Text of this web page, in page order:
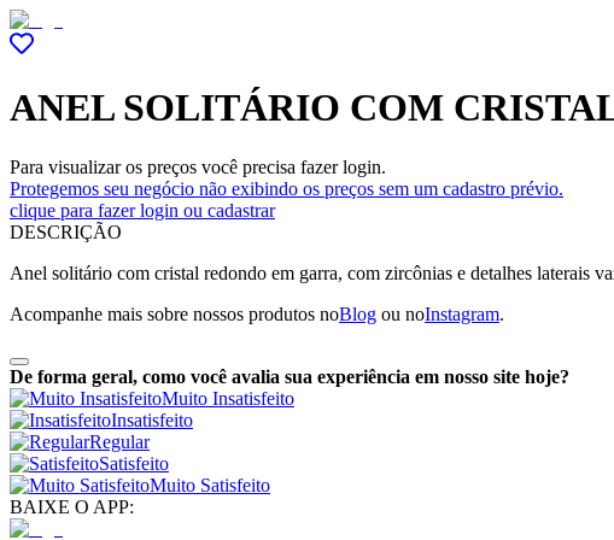
ANEL SOLITÁRIO COM
Para visualizar os preços você precisa fazer login.
Protegemos seu negócio não exibindo os preços sem um cadastro prévio.
clique para fazer login ou cadastrar
DESCRIÇÃO
Anel solitário com cristal redondo em garra, com zircônias e detalhes laterais
Acompanhe mais sobre nossos produtos noBlog ou noInstagram.
De forma geral, como você avalia sua experiência em nosso site hoje?
Muito Insatisfeito
Insatisfeito
Regular
Satisfeito
Muito Satisfeito
BAIXE O APP: